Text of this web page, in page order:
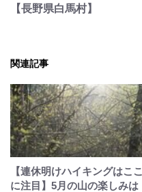
【長野県白馬村】
関連記事
【連休明けハイキングはここ
に注目】5月の山の楽しみは